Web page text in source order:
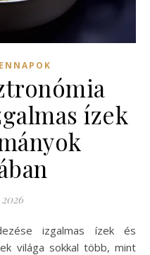
ízek
világa sokkal több, mint